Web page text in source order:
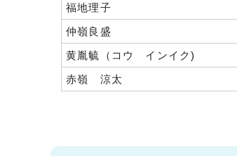
福地理子
仲嶺良盛
黄胤毓（コウ インイク)
赤嶺 涼太